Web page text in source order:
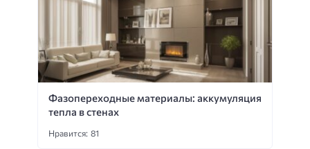
Фазопереходные материалы: аккумуляция
тепла в стенах
Нравится: 81